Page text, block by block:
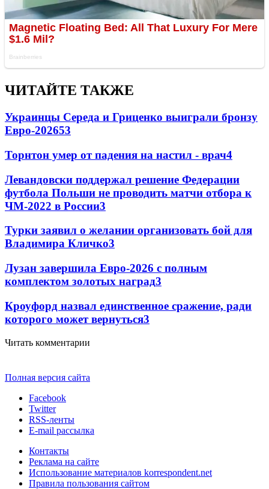
ЧИТАЙТЕ ТАКЖЕ
Украинцы Середа и Гриценко выиграли бронзу
Евро-202653
Торнтон умер от падения на настил - врач4
Левандовски поддержал решение Федерации
футбола Польши не проводить матчи отбора к
ЧМ-2022 в России3
Турки заявил о желании организовать бой для
Владимира Кличко3
Лузан завершила Евро-2026 с полным
комплектом золотых наград3
Кроуфорд назвал единственное сражение, ради
которого может вернуться3
Читать комментарии
Полная версия сайта
Facebook
Twitter
RSS-ленты
E-mail рассылка
Контакты
Реклама на сайте
Использование материалов korrespondent.net
Правила пользования сайтом